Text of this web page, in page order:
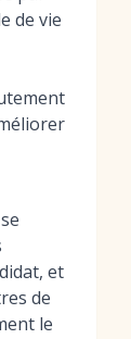
de vie
et
de
le